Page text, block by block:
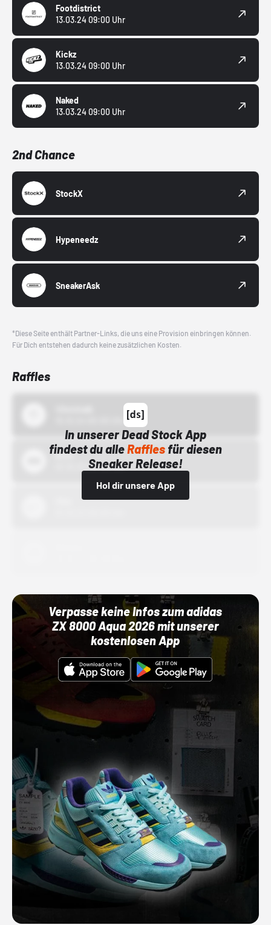
Footdistrict
13.03.24 09:00 Uhr
Kickz
13.03.24 09:00 Uhr
Naked
13.03.24 09:00 Uhr
2nd Chance
StockX
Hypeneedz
SneakerAsk
*Diese Seite enthält Partner-Links, die uns eine Provision einbringen können.
Für Dich entstehen dadurch keine zusätzlichen Kosten.
Raffles
In unserer Dead Stock App
findest du alleRafflesfür diesen
Sneaker Release!
Hol dir unsere App
Bstn
01.10.22 00:00 Uhr
Verpasse keine Infos zum adidas
ZX 8000 Aqua 2026 mit unserer
kostenlosen App